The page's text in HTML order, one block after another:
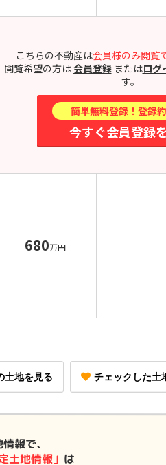
こちらの不動産は会員様のみ閲覧
閲覧希望の方は会員登録またはログ
す。
簡単無料登録！登録
今すぐ会員登録
680万円
土地を見る チェックした土
報で、
土地情報」 は